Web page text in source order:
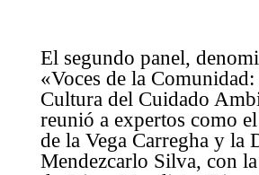
El segundo panel,
«Voces de la
Cultura del Cuidado
reunió a expertos como
de la Vega Carregha y la
Mendezcarlo Silva, con